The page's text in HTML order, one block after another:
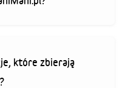
które zbierają